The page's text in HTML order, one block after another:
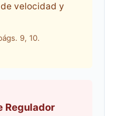
velocidad y
9, 10.
Regulador